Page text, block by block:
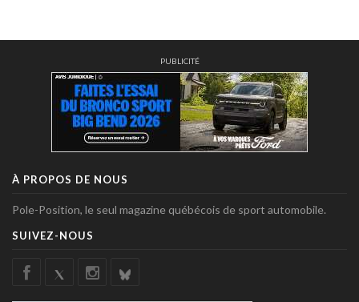
PUBLICITÉ
À PROPOS DE NOUS
Pole-Position, le seul magazine québécois de sport automobile.
SUIVEZ-NOUS